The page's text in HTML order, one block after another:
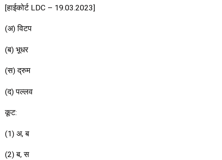
[हाईकोर्ट LDC – 19.03.2023]
(अ) विटप
(ब) भूधर
(स) द्रुम
(द) पल्लव
कूट:
(1) अ, ब
(2) ब, स